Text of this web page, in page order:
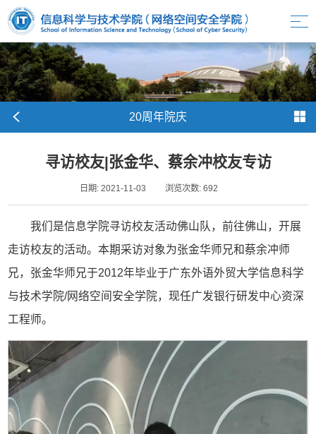
20周年院庆
寻访校友|张金华、蔡余冲校友专访
日期: 2021-11-03 浏览次数: 692
我们是信息学院寻访校友活动佛山队，前往佛山，开展
走访校友的活动。本期采访对象为张金华师兄和蔡余冲师
兄，张金华师兄于2012年毕业于广东外语外贸大学信息科学
与技术学院/网络空间安全学院，现任广发银行研发中心资深
工程师。